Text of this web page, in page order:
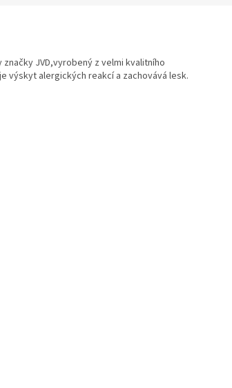
JVD,vyrobený z velmi kvalitního
výskyt alergických reakcí a zachovává lesk.